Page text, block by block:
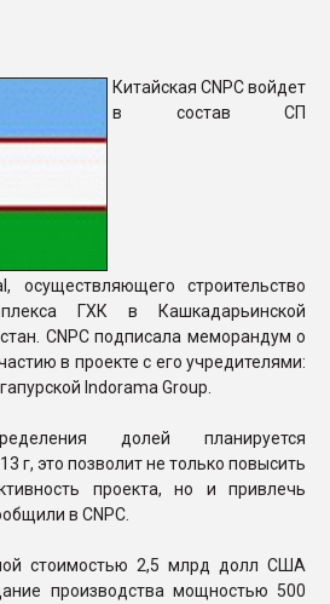
Китайская CNPC войдет
в состав СП
осуществляющего строительство
ГХК в Кашкадарьинской
CNPC подписала меморандум о
в проекте с его учредителями:
Indorama Group.
долей планируется
г, это позволит не только повысить
проекта, но и привлечь
в CNPC.
стоимостью 2,5 млрд долл США
производства мощностью 500